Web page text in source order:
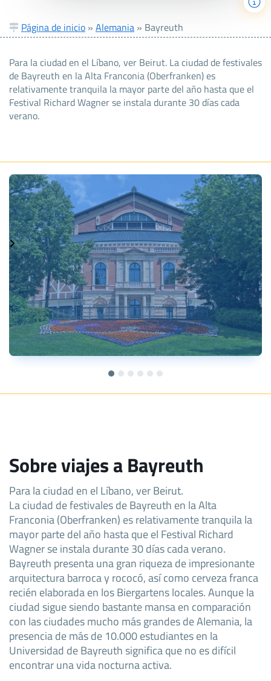
Página de inicio » Alemania » Bayreuth
Para la ciudad en el Líbano, ver Beirut. La ciudad de festivales
de Bayreuth en la Alta Franconia (Oberfranken) es
relativamente tranquila la mayor parte del año hasta que el
Festival Richard Wagner se instala durante 30 días cada
verano.
Sobre viajes a Bayreuth
Para la ciudad en el Líbano, ver Beirut.
La ciudad de festivales de Bayreuth en la Alta
Franconia (Oberfranken) es relativamente tranquila la
mayor parte del año hasta que el Festival Richard
Wagner se instala durante 30 días cada verano.
Bayreuth presenta una gran riqueza de impresionante
arquitectura barroca y rococó, así como cerveza franca
recién elaborada en los Biergartens locales. Aunque la
ciudad sigue siendo bastante mansa en comparación
con las ciudades mucho más grandes de Alemania, la
presencia de más de 10.000 estudiantes en la
Universidad de Bayreuth significa que no es difícil
encontrar una vida nocturna activa.